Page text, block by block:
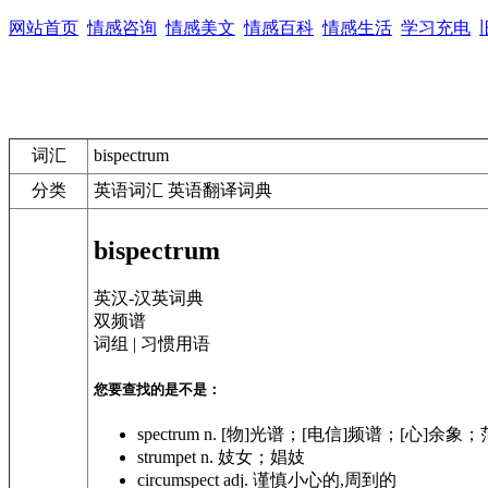
网站首页 情感咨询 情感美文 情感百科 情感生活 学习充电
词汇
bispectrum
分类
英语词汇 英语翻译词典
bispectrum
英汉-汉英词典
双频谱
词组 | 习惯用语
您要查找的是不是：
spectrum n. [物]光谱；[电信]频谱；[心]余象；
strumpet n. 妓女；娼妓
circumspect adj. 谨慎小心的,周到的